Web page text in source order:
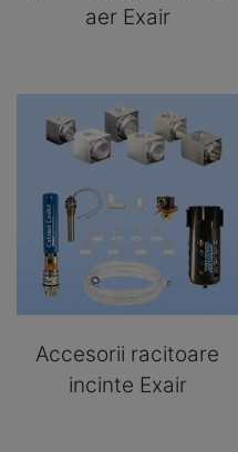
aer Exair
Accesorii racitoare
incinte Exair